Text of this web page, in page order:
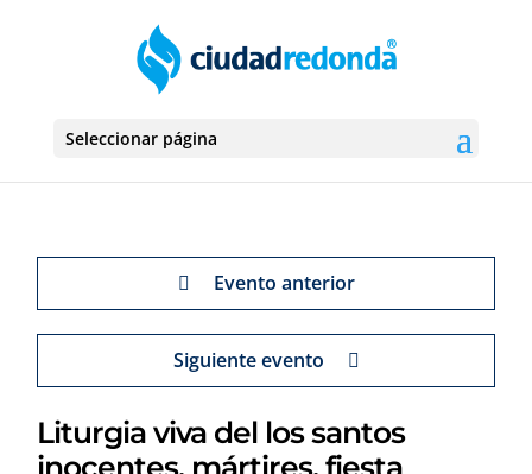
Seleccionar página
Evento anterior
Siguiente evento
Liturgia viva del los santos
inocentes, mártires, fiesta